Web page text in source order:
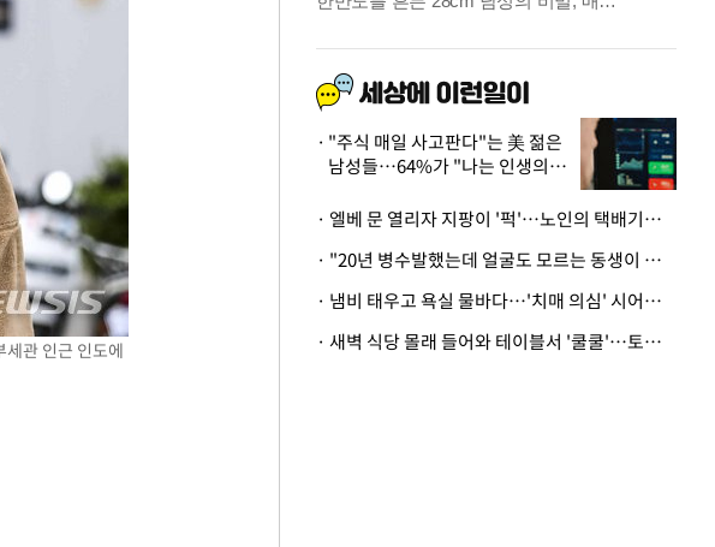
관 인근 인도에
"주식 매일 사고판다"는 美 젊은
남성들…64%가 "나는 인생의
· 엘베 문 열리자 지팡이 '퍽'…노인의 택배기사 폭행 이유
· "20년 병수발했는데 얼굴도 모르는 동생이 유산 절반을"…배다른 형제 상속권 있을까
· 냄비 태우고 욕실 물바다…'치매 의심' 시어머니 검사 권유했다가 '날벼락'
· 새벽 식당 몰래 들어와 테이블서 '쿨쿨'…토사물 남기고 사라진 남성